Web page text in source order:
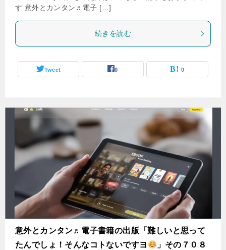
す 意外とカンタン♬電子 […]
続きを読む
Tweet 0 0
意外とカンタン♬電子書籍の出版「難しいと思って
たんでしょ！そんなコトないですヨ
」その７０８